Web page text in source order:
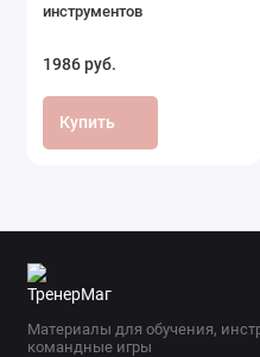
инструментов
1986 руб.
Купить
Материалы для обучения,
командные игры